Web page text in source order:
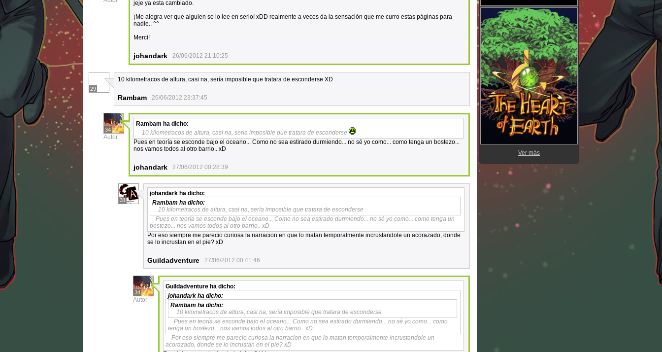
jeje ya esta cambiado.
¡Me alegra ver que alguien se lo lee en serio! xDD realmente a veces da la sensación que me curro estas páginas para
nadie.. ^^
Merci!
johandark 26/06/2012 21:10:25
29
10 kilometracos de altura, casi na, sería imposible que tratara de esconderse XD
Rambam 26/06/2012 23:37:45
34
Autor
Rambam ha dicho:
10 kilometracos de altura, casi na, sería imposible que tratara de esconderse
Pues en teoría se esconde bajo el oceano... Como no sea estirado durmiendo... no sé yo como... como tenga un bostezo...
nos vamos todos al otro barrio.. xD
johandark 27/06/2012 00:28:39
31
johandark ha dicho:
Rambam ha dicho:
10 kilometracos de altura, casi na, sería imposible que tratara de esconderse
Pues en teoría se esconde bajo el oceano... Como no sea estirado durmiendo... no sé yo como... como tenga un
bostezo... nos vamos todos al otro barrio.. xD
Por eso siempre me parecio curiosa la narracion en que lo matan temporalmente incrustandole un acorazado, donde
se lo incrustan en el pie? xD
Guildadventure 27/06/2012 00:41:46
34
Autor
Guildadventure ha dicho:
johandark ha dicho:
Rambam ha dicho:
10 kilometracos de altura, casi na, sería imposible que tratara de esconderse
Pues en teoría se esconde bajo el oceano... Como no sea estirado durmiendo... no sé yo como... como
tenga un bostezo... nos vamos todos al otro barrio.. xD
Por eso siempre me parecio curiosa la narracion en que lo matan temporalmente incrustandole un
acorazado, donde se lo incrustan en el pie? xD
Ver más